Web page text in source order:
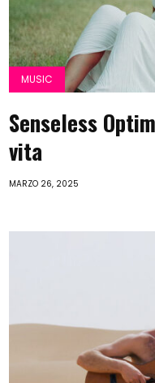
MUSIC
Senseless
vita
MARZO 26, 2025